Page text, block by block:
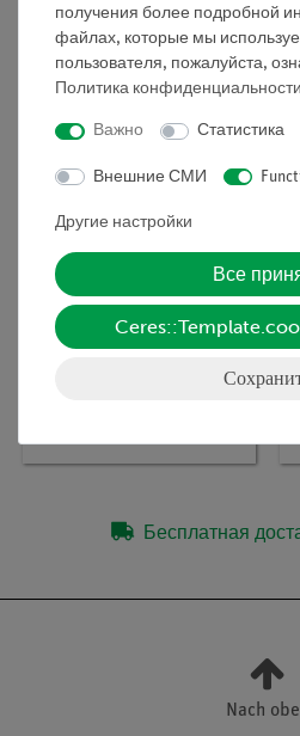
Телескопический
стержень для сочка
Кат.номер:64581-01
Бесплатная
Nach
получения более подробной
файлах, которые мы
пользователя, пожалуйста,
Политика конфиденциальности
Важно Статистика
Внешние СМИ
Другие настройки
Все